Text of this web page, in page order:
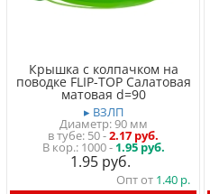
Крышка с колпачком на
поводке FLIP-TOP Салатовая
матовая d=90
▸ ВЗЛП
Диаметр: 90 мм
в тубе 50-2.17 руб.
1000 - 1.95 руб.
1.95
Опт от 1.40